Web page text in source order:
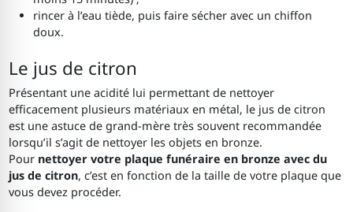
rincer à l’eau tiède, puis faire sécher avec un chiffon
doux.
Le jus de citron
Présentant une acidité lui permettant de nettoyer
efficacement plusieurs matériaux en métal, le jus de citron
est une astuce de grand-mère très souvent recommandée
lorsqu’il s’agit de nettoyer les objets en bronze.
Pour nettoyer votre plaque funéraire en bronze avec du
jus de citron, c’est en fonction de la taille de votre plaque que
vous devez procéder.